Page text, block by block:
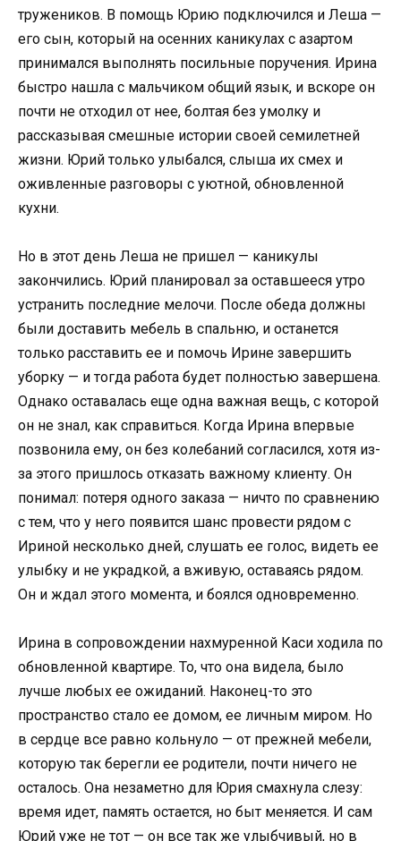
тружеников. В помощь Юрию подключился и Леша —
его сын, который на осенних каникулах с азартом
принимался выполнять посильные поручения. Ирина
быстро нашла с мальчиком общий язык, и вскоре он
почти не отходил от нее, болтая без умолку и
рассказывая смешные истории своей семилетней
жизни. Юрий только улыбался, слыша их смех и
оживленные разговоры с уютной, обновленной
кухни.
Но в этот день Леша не пришел — каникулы
закончились. Юрий планировал за оставшееся утро
устранить последние мелочи. После обеда должны
были доставить мебель в спальню, и останется
только расставить ее и помочь Ирине завершить
уборку — и тогда работа будет полностью завершена.
Однако оставалась еще одна важная вещь, с которой
он не знал, как справиться. Когда Ирина впервые
позвонила ему, он без колебаний согласился, хотя из-
за этого пришлось отказать важному клиенту. Он
понимал: потеря одного заказа — ничто по сравнению
с тем, что у него появится шанс провести рядом с
Ириной несколько дней, слушать ее голос, видеть ее
улыбку и не украдкой, а вживую, оставаясь рядом.
Он и ждал этого момента, и боялся одновременно.
Ирина в сопровождении нахмуренной Каси ходила по
обновленной квартире. То, что она видела, было
лучше любых ее ожиданий. Наконец-то это
пространство стало ее домом, ее личным миром. Но
в сердце все равно кольнуло — от прежней мебели,
которую так берегли ее родители, почти ничего не
осталось. Она незаметно для Юрия смахнула слезу:
время идет, память остается, но быт меняется. И сам
Юрий уже не тот — он все так же улыбчивый, но в